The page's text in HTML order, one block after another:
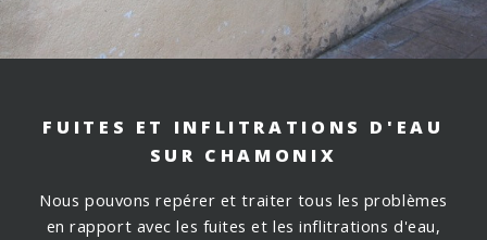
FUITES ET INFLITRATIONS D'EAU
SUR CHAMONIX
Nous pouvons repérer et traiter tous les problèmes
en rapport avec les fuites et les inflitrations d'eau,